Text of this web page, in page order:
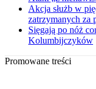
Akcja służb w
zatrzymanych za
Sięgają po nóż
Kolumbijczyków
Promowane treści